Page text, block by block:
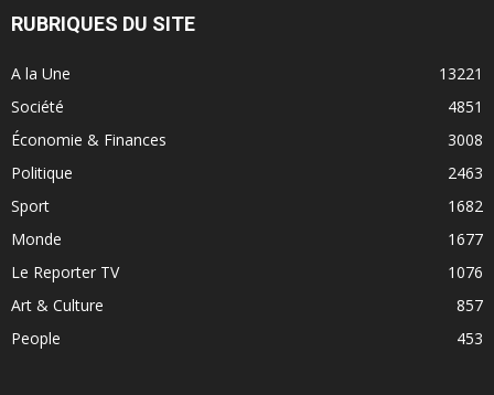
RUBRIQUES DU SITE
A la Une
13221
Société
4851
Économie & Finances
3008
Politique
2463
Sport
1682
Monde
1677
Le Reporter TV
1076
Art & Culture
857
People
453